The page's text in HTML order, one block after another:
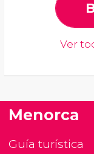
Ver
Menorca
Guía turística